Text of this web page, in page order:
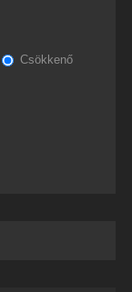
Csökkenő